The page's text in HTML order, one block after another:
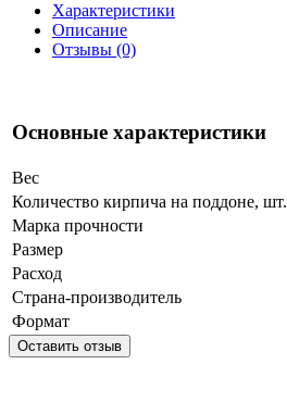
Характеристики
Описание
Отзывы (0)
Основные характеристики
Вес
Количество кирпича на поддоне, шт.
Марка прочности
Размер
Расход
Страна-производитель
Формат
Оставить отзыв